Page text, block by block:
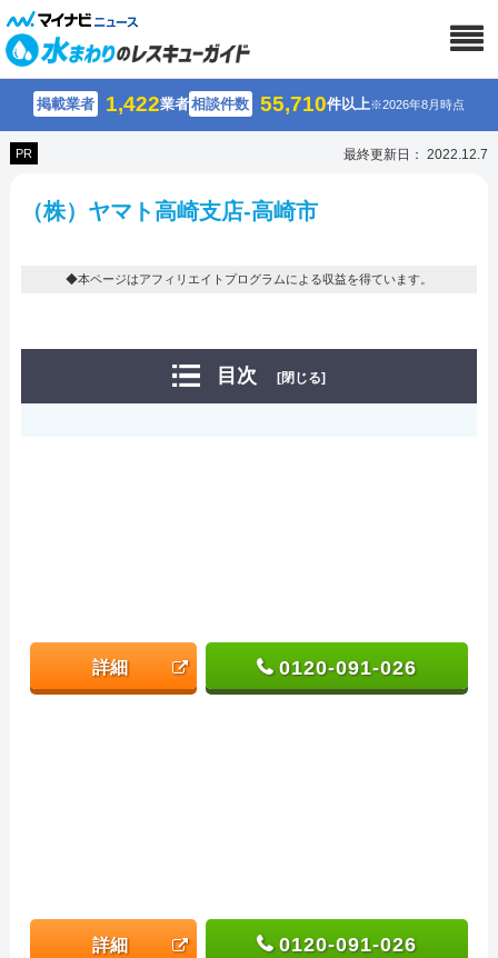
掲載業者 1,422業者相談件数 55,710件以上※2026年8月時点
PR 最終更新日： 2022.12.7
（株）ヤマト高崎支店-高崎市
◆本ページはアフィリエイトプログラムによる収益を得ています。
目次 [閉じる]
詳細 0120-091-026
詳細 0120-091-026